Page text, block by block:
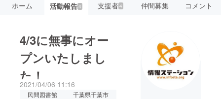
ホーム 活動報告4 支援者4 仲間募集 コメント
4/3に無事にオー
プンいたしまし
た！
2021/04/06 11:16
民間図書館
千葉県千葉市